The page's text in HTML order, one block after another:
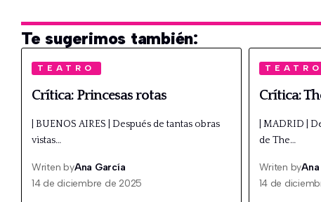
Te sugerimos también:
TEATRO
Crítica: Princesas rotas
| BUENOS AIRES | Después de tantas obras
vistas…
Writen byAna García
14 de diciembre de 2025
TEATRO
Crítica:
| MADRID |
de The…
Writen by
14 de